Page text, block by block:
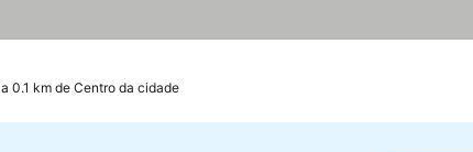
a 0.1 km de Centro da cidade